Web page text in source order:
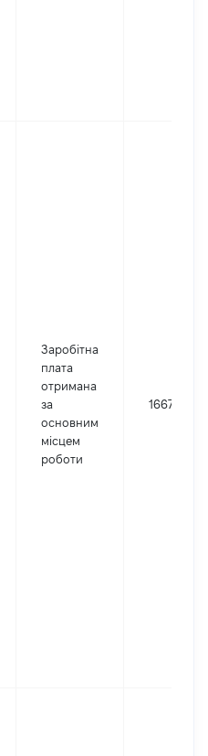
Заробітна
плата
отримана
за
основним
місцем
роботи
166702